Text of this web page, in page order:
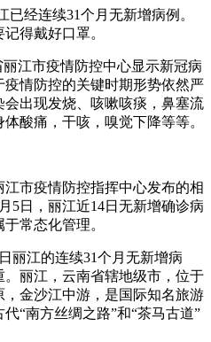
已经连续31个月无新增病例。
得戴好口罩。
江市疫情防控中心显示新冠病
情防控的关键时期形势依然严
出现发烧、咳嗽咳痰，鼻塞流
酸痛，干咳，嗅觉下降等等。
市疫情防控指挥中心发布的相
5日，丽江近14日无新增确诊病
常态化管理。
丽江的连续31个月无新增病
丽江，云南省辖地级市，位于
金沙江中游，是国际知名旅游
“南方丝绸之路”和“茶马古道”